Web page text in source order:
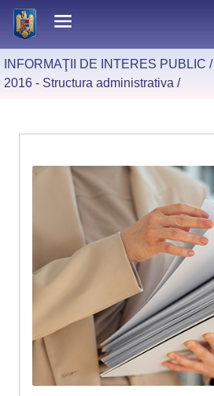
INFORMAŢII DE INTERES PUBLIC /
2016 - Structura administrativa /